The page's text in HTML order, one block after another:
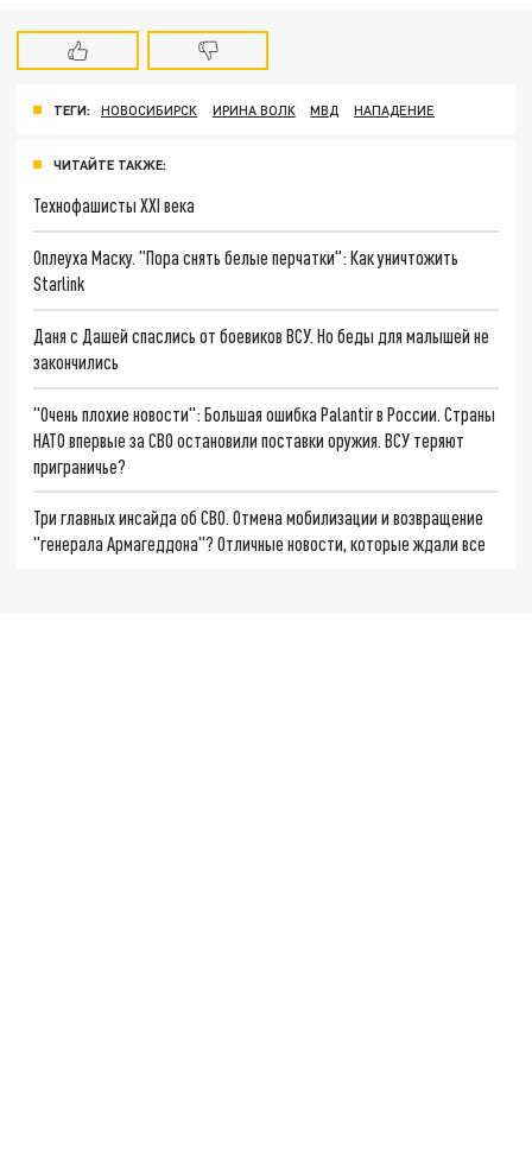
ТЕГИ: НОВОСИБИРСК ИРИНА ВОЛК МВД НАПАДЕНИЕ
ЧИТАЙТЕ ТАКЖЕ:
Технофашисты XXI века
Оплеуха Маску. "Пора снять белые перчатки": Как уничтожить
Starlink
Даня с Дашей спаслись от боевиков ВСУ. Но беды для малышей не
закончились
"Очень плохие новости": Большая ошибка Palantir в России. Страны
НАТО впервые за СВО остановили поставки оружия. ВСУ теряют
приграничье?
Три главных инсайда об СВО. Отмена мобилизации и возвращение
"генерала Армагеддона"? Отличные новости, которые ждали все